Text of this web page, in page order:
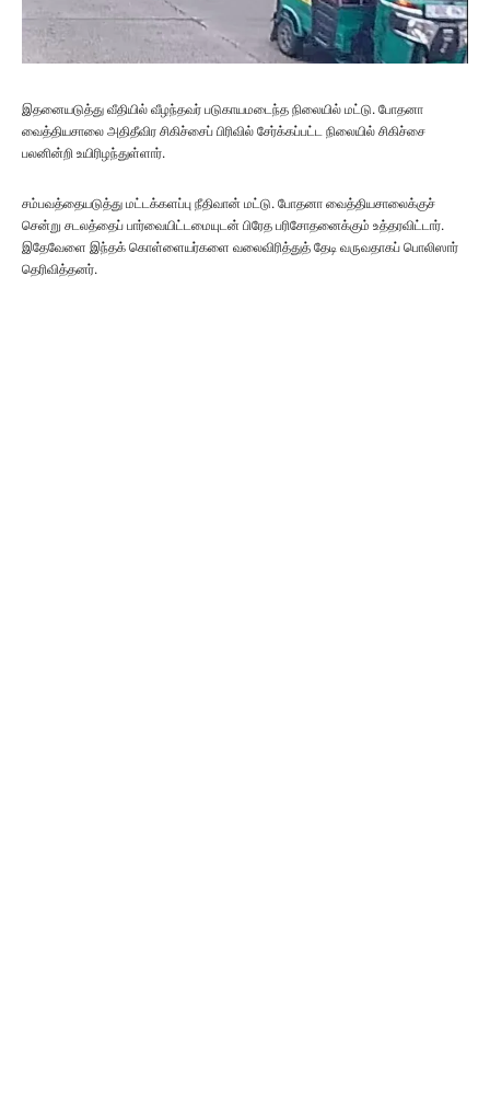
இதனையடுத்து வீதியில் வீழந்தவர் படுகாயமடைந்த நிலையில் மட்டு. போதனா
வைத்தியசாலை அதிதீவிர சிகிச்சைப் பிரிவில் சேர்க்கப்பட்ட நிலையில் சிகிச்சை
பலனின்றி உயிரிழந்துள்ளார்.
சம்பவத்தையடுத்து மட்டக்களப்பு நீதிவான் மட்டு. போதனா வைத்தியசாலைக்குச்
சென்று சடலத்தைப் பார்வையிட்டமையுடன் பிரேத பரிசோதனைக்கும் உத்தரவிட்டார்.
இதேவேளை இந்தக் கொள்ளையர்களை வலைவிரித்துத் தேடி வருவதாகப் பொலிஸார்
தெரிவித்தனர்.